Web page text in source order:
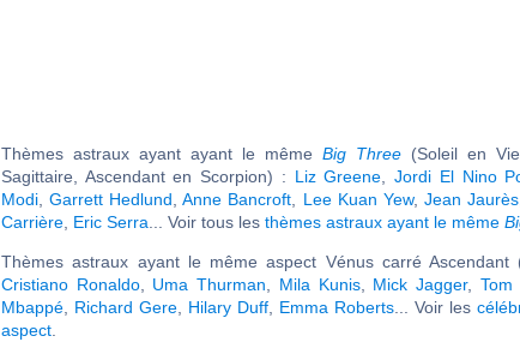
Thèmes astraux ayant ayant le même Big Three (Soleil en
Sagittaire, Ascendant en Scorpion) : Liz Greene ,Jordi El Nino
Modi ,Garrett Hedlund ,Anne Bancroft Lee Kuan Yew, Jean Jaurès
Carrière Eric Serra ... Voir tous les thèmes astraux ayant le même
Thèmes astraux ayant le même aspect Vénus carré Ascendant
Cristiano Ronaldo, Uma Thurman Mila Kunis, Mick Jagger, Tom
Mbappé
Richard Gere Hilary Duff Emma Roberts ... Voir les
aspect